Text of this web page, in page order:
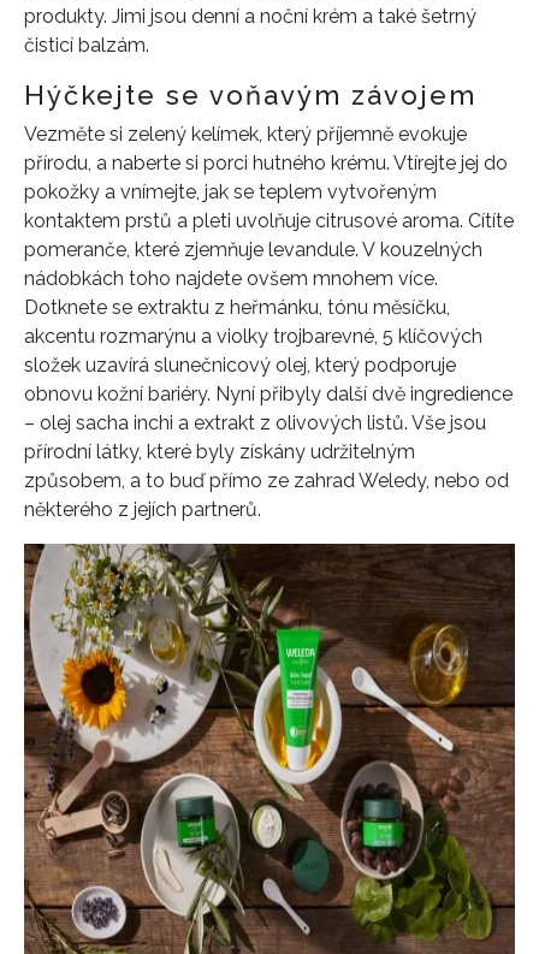
produkty. Jimi jsou denní a noční krém a také šetrný
čisticí balzám.
Hýčkejte se voňavým závojem
Vezměte si zelený kelímek, který příjemně evokuje
přírodu, a naberte si porci hutného krému. Vtírejte jej do
pokožky a vnímejte, jak se teplem vytvořeným
kontaktem prstů a pleti uvolňuje citrusové aroma. Cítíte
pomeranče, které zjemňuje levandule. V kouzelných
nádobkách toho najdete ovšem mnohem více.
Dotknete se extraktu z heřmánku, tónu měsíčku,
akcentu rozmarýnu a violky trojbarevné, 5 klíčových
složek uzavírá slunečnicový olej, který podporuje
obnovu kožní bariéry. Nyní přibyly další dvě ingredience
– olej sacha inchi a extrakt z olivových listů. Vše jsou
přírodní látky, které byly získány udržitelným
způsobem, a to buď přímo ze zahrad Weledy, nebo od
některého z jejích partnerů.